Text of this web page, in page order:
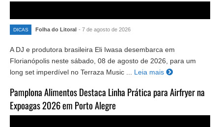
DICAS Folha do Litoral - 7 de agosto de 2026
A DJ e produtora brasileira Eli Iwasa desembarca em
Florianópolis neste sábado, 08 de agosto de 2026, para um
long set imperdível no Terraza Music ...
Leia mais
Pamplona Alimentos Destaca Linha Prática para Airfryer na
Expoagas 2026 em Porto Alegre